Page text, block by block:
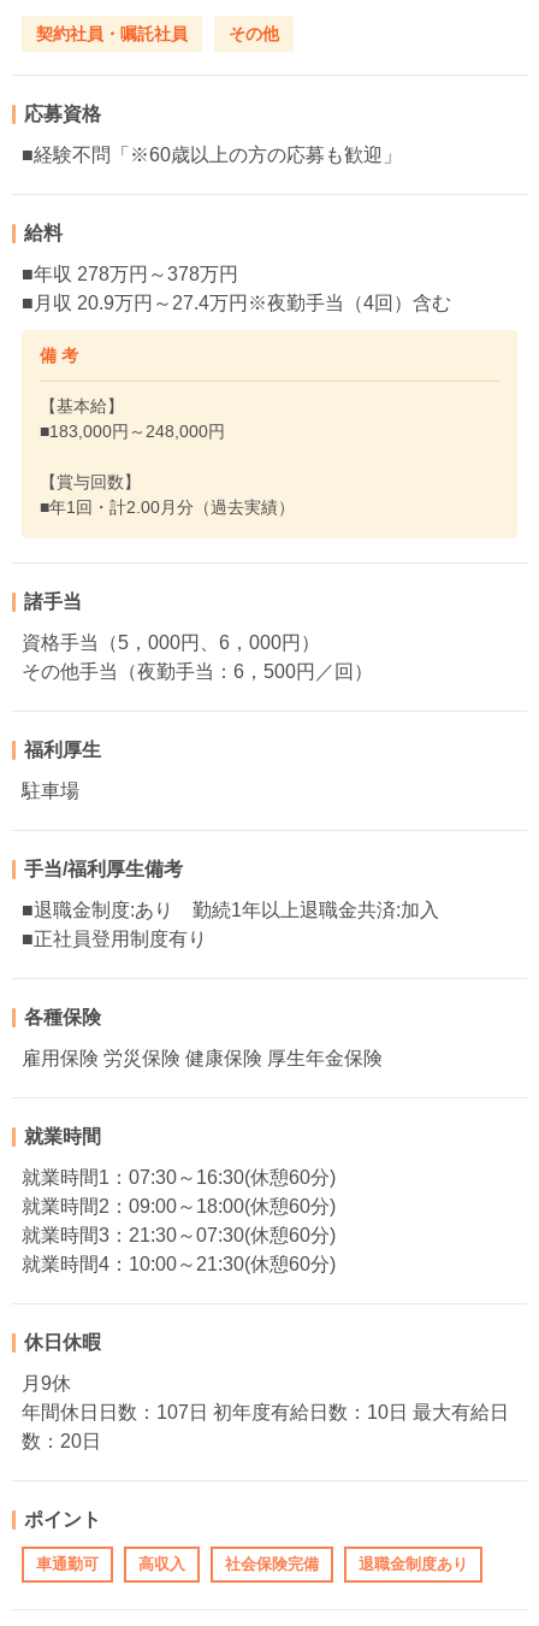
契約社員・嘱託社員 その他
応募資格
■経験不問「※60歳以上の方の応募も歓迎」
給料
■年収 278万円～378万円
■月収 20.9万円～27.4万円※夜勤手当（4回）含む
備 考
【基本給】
■183,000円～248,000円
【賞与回数】
■年1回・計2.00月分（過去実績）
諸手当
資格手当（5，000円、6，000円）
その他手当（夜勤手当：6，500円／回）
福利厚生
駐車場
手当/福利厚生備考
■退職金制度:あり 勤続1年以上退職金共済:加入
■正社員登用制度有り
各種保険
雇用保険 労災保険 健康保険 厚生年金保険
就業時間
就業時間1：07:30～16:30(休憩60分)
就業時間2：09:00～18:00(休憩60分)
就業時間3：21:30～07:30(休憩60分)
就業時間4：10:00～21:30(休憩60分)
休日休暇
月9休
年間休日日数：107日 初年度有給日数：10日 最大有給日
数：20日
ポイント
車通勤可 高収入 社会保険完備 退職金制度あり